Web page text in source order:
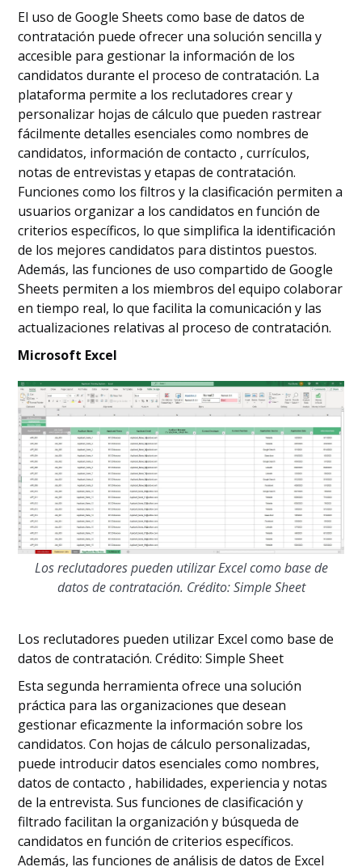
El uso de Google Sheets como base de datos de
contratación puede ofrecer una solución sencilla y
accesible para gestionar la información de los
candidatos durante el proceso de contratación. La
plataforma permite a los reclutadores crear y
personalizar hojas de cálculo que pueden rastrear
fácilmente detalles esenciales como nombres de
candidatos, información de contacto , currículos,
notas de entrevistas y etapas de contratación.
Funciones como los filtros y la clasificación permiten a
usuarios organizar a los candidatos en función de
criterios específicos, lo que simplifica la identificación
de los mejores candidatos para distintos puestos.
Además, las funciones de uso compartido de Google
Sheets permiten a los miembros del equipo colaborar
en tiempo real, lo que facilita la comunicación y las
actualizaciones relativas al proceso de contratación.
Microsoft Excel
Los reclutadores pueden utilizar Excel como base de
datos de contratación. Crédito: Simple Sheet
Los reclutadores pueden utilizar Excel como base de
datos de contratación. Crédito: Simple Sheet
Esta segunda herramienta ofrece una solución
práctica para las organizaciones que desean
gestionar eficazmente la información sobre los
candidatos. Con hojas de cálculo personalizadas,
puede introducir datos esenciales como nombres,
datos de contacto , habilidades, experiencia y notas
de la entrevista. Sus funciones de clasificación y
filtrado facilitan la organización y búsqueda de
candidatos en función de criterios específicos.
Además, las funciones de análisis de datos de Excel